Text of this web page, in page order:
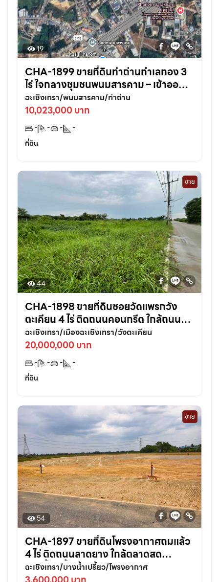
19
CHA-1899 ขายที่ดินท่าถ่านทำเลทอง 3
ไร่ ใจกลางชุมชนพนมสารคาม – เข้าออก
สะดวก ใกล้ถนนใหญ่3076เพียง 70 เมตร
จ.ฉะเชิงเทรา
ฉะเชิงเทรา/พนมสารคาม/ท่าถ่าน
10,023,000 บาท
- - -
-
ที่ดิน
ขาย
44
CHA-1898 ขายที่ดินซอยวัดแพรกวัง
ตะเคียน 4 ไร่ ติดถนนคอนกรีต ใกล้ถนน
เส้นสุวินทวงศ์304-800เมตร อ.เมือง
ฉะเชิงเทรา
ฉะเชิงเทรา/เมืองฉะเชิงเทรา/วังตะเคียน
20,000,000 บาท
- - -
-
ที่ดิน
ขาย
54
CHA-1897 ขายที่ดินโพรงอากาศถมแล้ว
4 ไร่ ติดถนนลาดยาง ใกล้ตลาดสด
บางน้ำเปรี้ยว-6กม. จ.ฉะเชิงเทรา
ฉะเชิงเทรา/บางน้ำเปรี้ยว/โพรงอากาศ